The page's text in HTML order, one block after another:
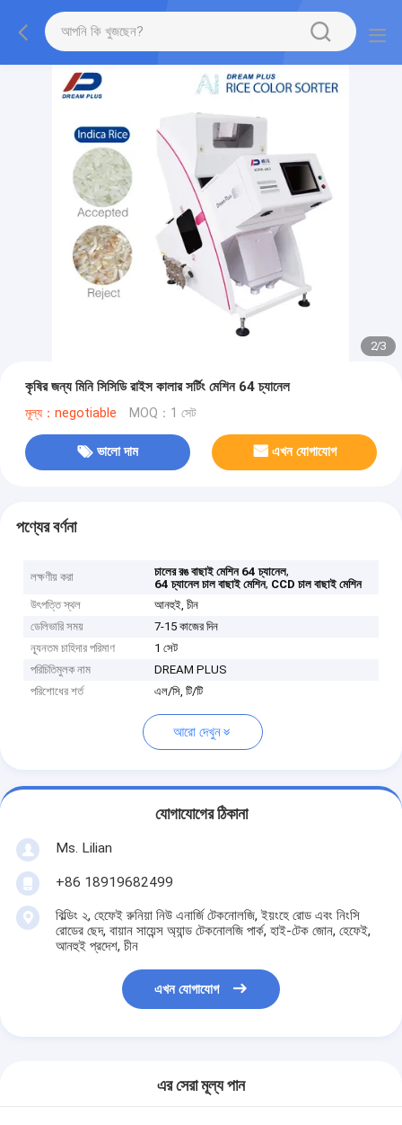
2/3
কৃষির জন্য মিনি সিসিডি রাইস কালার সর্টিং মেশিন 64 চ্যানেল
মূল্য：negotiable MOQ：1 সেট
ভালো দাম এখন যোগাযোগ
পণ্যের বর্ণনা
লক্ষণীয় করা চালের রঙ বাছাই মেশিন 64 চ্যানেল,
64 চ্যানেল চাল বাছাই মেশিন, CCD চাল বাছাই মেশিন
উৎপত্তি স্থল
আনহুই, চীন
ডেলিভারি সময়
7-15 কাজের দিন
ন্যূনতম চাহিদার পরিমাণ
1 সেট
পরিচিতিমুলক নাম
DREAM PLUS
পরিশোধের শর্ত
এল/সি, টি/টি
আরো দেখুন
যোগাযোগের ঠিকানা
Ms. Lilian
+86 18919682499
বিল্ডিং ২, হেফেই রুনিয়া নিউ এনার্জি টেকনোলজি, ইয়ংহে রোড এবং নিংসি
রোডের ছেদ, বায়ান সায়েন্স অ্যান্ড টেকনোলজি পার্ক, হাই-টেক জোন, হেফেই,
আনহুই প্রদেশ, চীন
এখন যোগাযোগ
এর সেরা মূল্য পান